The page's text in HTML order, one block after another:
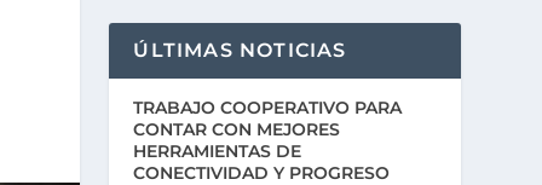
ÚLTIMAS NOTICIAS
TRABAJO COOPERATIVO PARA
CONTAR CON MEJORES
HERRAMIENTAS DE
CONECTIVIDAD Y PROGRESO